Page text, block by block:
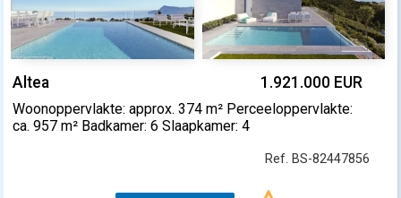
Altea 1.921.000 EUR
Woonoppervlakte: approx. 374 m² Perceeloppervlakte:
ca. 957 m² Badkamer: 6 Slaapkamer: 4
Ref. BS-82447856